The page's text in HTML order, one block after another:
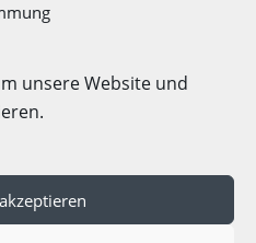
unsere Website und
GmbH Gengenbach
Details